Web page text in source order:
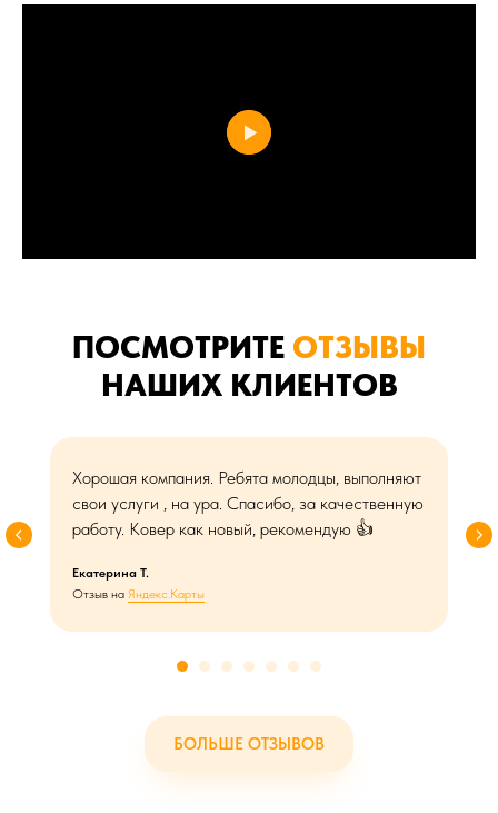
ПОСМОТРИТЕ ОТЗЫВЫ
НАШИХ КЛИЕНТОВ
Хорошая компания. Ребята молодцы, выполняют
свои услуги , на ура. Спасибо, за качественную
работу. Ковер как новый, рекомендую 👍
Екатерина Т.
Отзыв на Яндекс.Карты
БОЛЬШЕ ОТЗЫВОВ